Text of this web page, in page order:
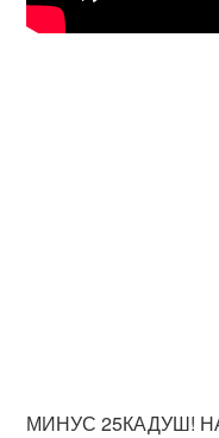
МИНУС 25КАДУШ!